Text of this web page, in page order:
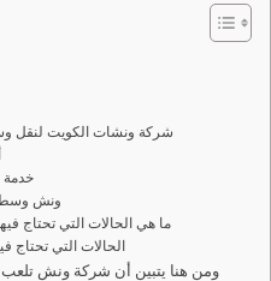
شركة ونشات الكويت لنقل
خدمة
ونش وسطحه
ما هي الحالات التي تحتاج
الحالات التي
ومن هنا يتبين أن شركة ونش تلعب